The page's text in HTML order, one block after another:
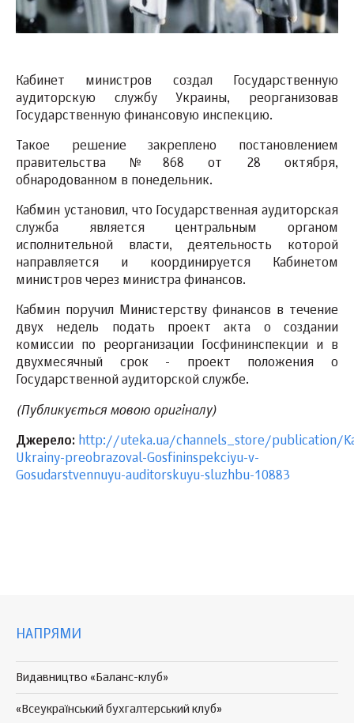
Кабинет министров создал Государственную
аудиторскую службу Украины, реорганизовав
Государственную финансовую инспекцию.
Такое решение закреплено постановлением
правительства №868 от 28 октября,
обнародованном в понедельник.
Кабмин установил, что Государственная аудиторская
служба является центральным органом
исполнительной власти, деятельность которой
направляется и координируется Кабинетом
министров через министра финансов.
Кабмин поручил Министерству финансов в течение
двух недель подать проект акта о создании
комиссии по реорганизации Госфининспекции и в
двухмесячный срок - проект положения о
Государственной аудиторской службе.
(Публикується мовою оригіналу)
Джерело: http://uteka.ua/channels_store/publication/
Ukrainy-preobrazoval-Gosfininspekciyu-v-
Gosudarstvennuyu-auditorskuyu-sluzhbu-10883
НАПРЯМИ
Видавництво «Баланс-клуб»
«Всеукраїнський бухгалтерський клуб»